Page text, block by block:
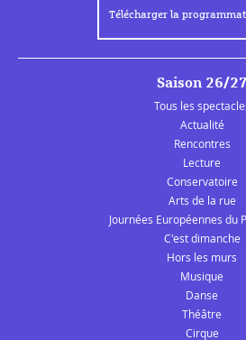
Télécharger la
Saison 26/27
Tous les
Actualité
Rencontres
Lecture
Conservatoire
Arts de la rue
Journées Européennes du
C'est dimanche
Hors les murs
Musique
Danse
Théâtre
Cirque